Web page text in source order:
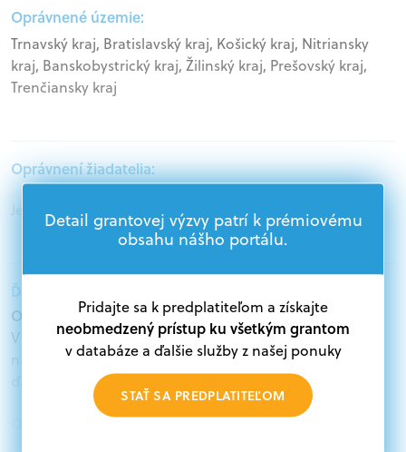
Oprávnené územie:
Trnavský kraj, Bratislavský kraj, Košický kraj, Nitriansky
kraj, Banskobystrický kraj, Žilinský kraj, Prešovský kraj,
Trenčiansky kraj
Oprávnení žiadatelia:
Jednotlivci, Mimovládne organizácie
Ďalšie informácie:
Oprávnení žiadatelia:
V databáze grantov a dotácií na portáli Grantexpert.sk
nájdete aktuálne výzvy z eurofondov, plánu obnovy a
ďalších zdrojov.
Oprávnení partneri:
Detail grantovej výzvy patrí k prémiovému
obsahu nášho portálu.
Pridajte sa k predplatiteľom a získajte
neobmedzený prístup ku všetkým grantom
v databáze a ďalšie služby z našej ponuky
STAŤ SA PREDPLATITEĽOM